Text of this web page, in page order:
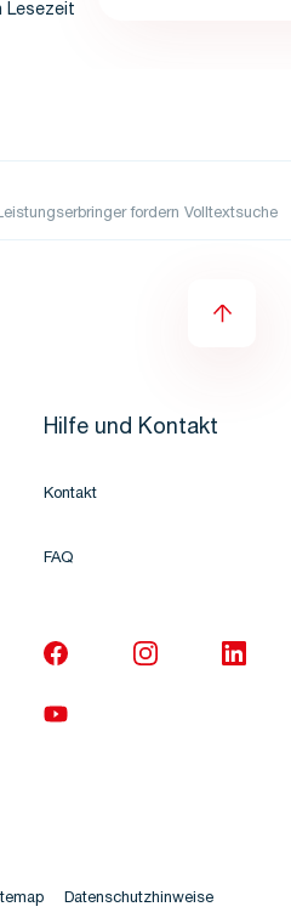
Lesezeit
fordern Volltextsuche
Hilfe und Kontakt
Kontakt
FAQ
Datenschutzhinweise